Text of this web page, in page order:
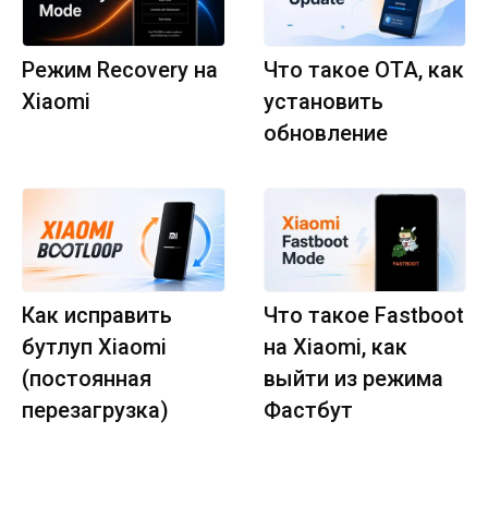
Режим Recovery на
Xiaomi
Что такое OTA, как
установить
обновление
Как исправить
бутлуп Xiaomi
(постоянная
перезагрузка)
Что такое Fastboot
на Xiaomi, как
выйти из режима
Фастбут